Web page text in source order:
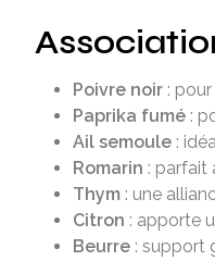
Poivre noir :
Paprika fumé :
Ail semoule :
Romarin : parfait
Thym : une
Citron : apporte
Beurre : support